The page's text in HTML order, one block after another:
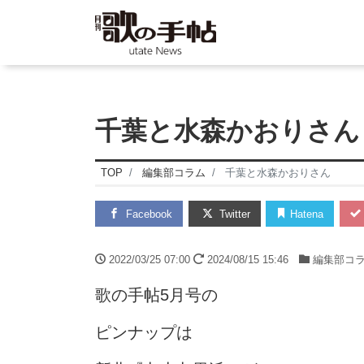
千葉と水森かおりさん
TOP 編集部コラム 千葉と水森かおりさん
Facebook Twitter Hatena
2022/03/25 07:00 2024/08/15 15:46 編集部コ
歌の手帖5月号の
ピンナップは